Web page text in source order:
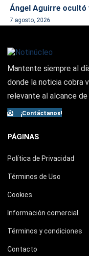
Ángel Aguirre ocultó
7 agosto, 2026
Mantente siempre al
donde la noticia cobra
relevante al alcance de
¡Contáctanos!
PÁGINAS
Política de Privacidad
Términos de Uso
Cookies
Información comercial
Términos y condiciones
Contacto